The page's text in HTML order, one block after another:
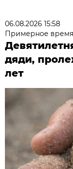
06.08.2026 15:58
Примерное
дяди,
лет